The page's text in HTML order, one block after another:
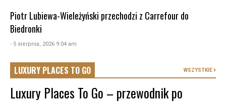
Piotr Lubiewa-Wieleżyński przechodzi z Carrefour do
Biedronki
- 5 sierpnia, 2026 9:04 am
LUXURY PLACES TO GO WSZYSTKIE
Luxury Places To Go – przewodnik po